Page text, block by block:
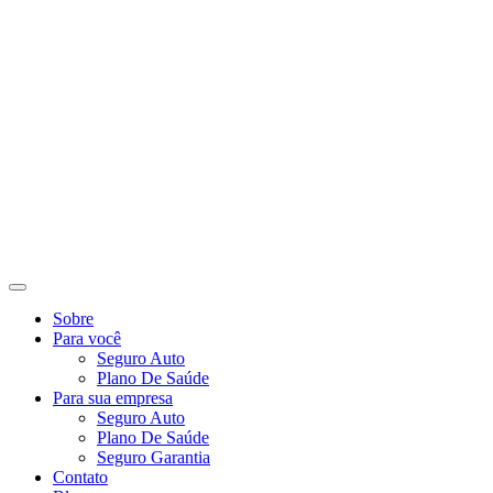
Sobre
Para você
Seguro Auto
Plano De Saúde
Para sua empresa
Seguro Auto
Plano De Saúde
Seguro Garantia
Contato